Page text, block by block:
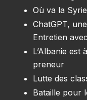
Où va la
ChatGPT,
Entretien
L’Albanie
preneur
Lutte des
Bataille pour